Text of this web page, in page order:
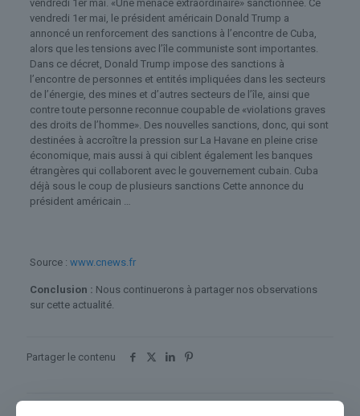
vendredi 1er mai. «Une menace extraordinaire» sanctionnée. Ce
vendredi 1er mai, le président américain Donald Trump a
annoncé un renforcement des sanctions à l’encontre de Cuba,
alors que les tensions avec l’île communiste sont importantes.
Dans ce décret, Donald Trump impose des sanctions à
l’encontre de personnes et entités impliquées dans les secteurs
de l’énergie, des mines et d’autres secteurs de l’île, ainsi que
contre toute personne reconnue coupable de «violations graves
des droits de l’homme». Des nouvelles sanctions, donc, qui sont
destinées à accroître la pression sur La Havane en pleine crise
économique, mais aussi à qui ciblent également les banques
étrangères qui collaborent avec le gouvernement cubain. Cuba
déjà sous le coup de plusieurs sanctions Cette annonce du
président américain …
Source : www.cnews.fr
Conclusion : Nous continuerons à partager nos observations
sur cette actualité.
Partager le contenu